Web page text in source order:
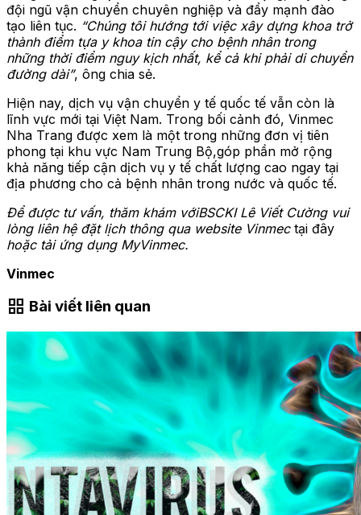
đội ngũ vận chuyển chuyên nghiệp và đẩy mạnh đào
tạo liên tục. “Chúng tôi hướng tới việc xây dựng khoa trở
thành điểm tựa y khoa tin cậy cho bệnh nhân trong
những thời điểm nguy kịch nhất, kể cả khi phải di chuyển
đường dài”, ông chia sẻ.
Hiện nay, dịch vụ vận chuyển y tế quốc tế vẫn còn là
lĩnh vực mới tại Việt Nam. Trong bối cảnh đó, Vinmec
Nha Trang được xem là một trong những đơn vị tiên
phong tại khu vực Nam Trung Bộ,góp phần mở rộng
khả năng tiếp cận dịch vụ y tế chất lượng cao ngay tại
địa phương cho cả bệnh nhân trong nước và quốc tế.
Để được tư vấn, thăm khám vớiBSCKI Lê Viết Cườngvui
lòng liên hệ đặt lịch thông qua website Vinmec tại đây
hoặc tải ứng dụng MyVinmec.
Vinmec
grid_view Bài viết liên quan